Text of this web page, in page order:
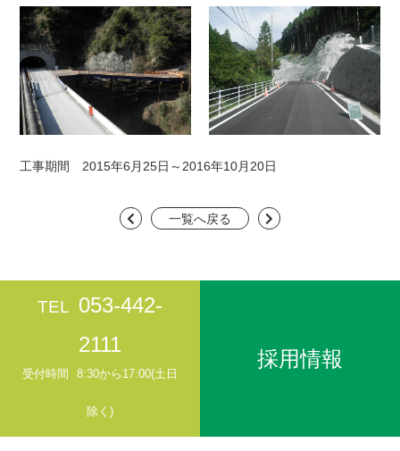
その他改修工事 内装リフォーム
外壁塗替工事 外構改修工事
水廻りリフォーム 防水改修工事
工事期間 2015年6月25日～2016年10月20日
一覧へ戻る
TEL 053-442-
2111
受付時間 8:30から17:00(土日
除く)
採用情報